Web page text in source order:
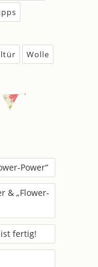
Wolle
Power“
& „Flower-
fertig!